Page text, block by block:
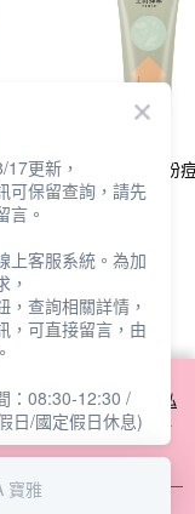
層去
上山採藥茶樹粉
洗顏乳 100g
式之詳情，及若您不希
定，請參閱本網站「
隱私
同意本公司得按本網站使
更新，
可保留查詢，請先
言。
上客服系統。為加
，
，查詢相關詳情，
，可直接留言，由
：08:30-12:30 /
日/國定假日休息)
寶雅